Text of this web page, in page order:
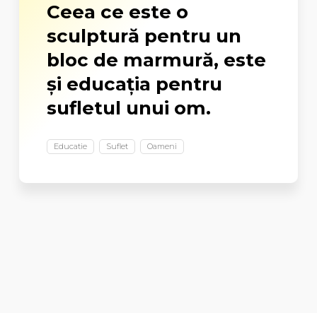
Ceea ce este o
sculptură pentru un
bloc de marmură, este
şi educaţia pentru
sufletul unui om.
Educatie Suflet Oameni